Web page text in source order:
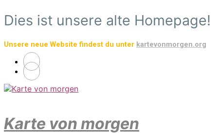
Zum
Hauptinhalt
Dies ist unsere alte Homepage!
Unsere neue Website findest du unter kartevonmorgen.org
Karte von morgen